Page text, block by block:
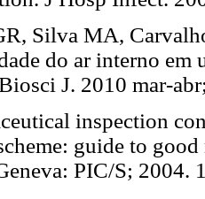
Silva MA,
do ar interno em
J. 2010 mar-
inspection
guide to
PIC/S; 2004.